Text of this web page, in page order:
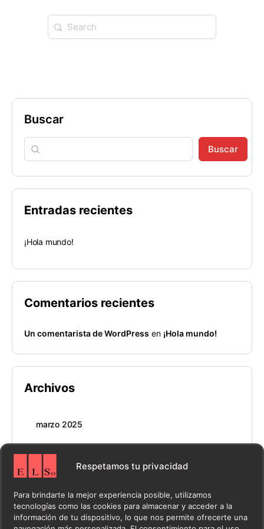
Respetamos tu privacidad
Para brindarte la mejor experiencia posible, utilizamos
tecnologías como las cookies para almacenar y acceder a la
información de tu dispositivo, lo que nos permite ofrecerte una
Buscar
Buscar
Entradas recientes
¡Hola mundo!
Comentarios recientes
Un comentarista de WordPress en ¡Hola mundo!
Archivos
marzo 2025
Blog